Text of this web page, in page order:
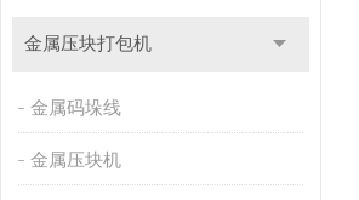
金属压块打包机
金属码垛线
金属压块机